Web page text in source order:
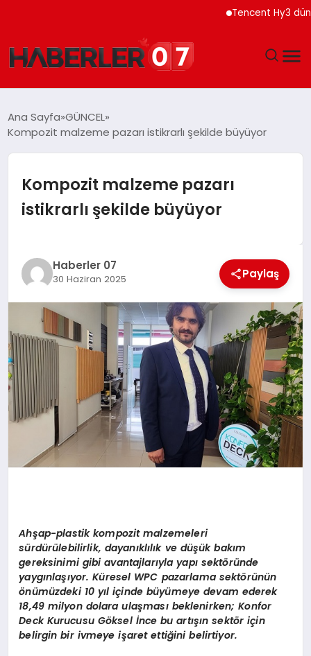
Tencent Hy3 dünya
EKONOMI
YAŞAM
SPOR
EĞITIM
MAGAZIN
DIĞER
Ana Sayfa GÜNCEL
Kompozit malzeme pazarı istikrarlı şekilde büyüyor
Kompozit malzeme pazarı
istikrarlı şekilde büyüyor
Haberler 07
30 Haziran 2025 Paylaş
Ahşap-plastik kompozit malzemeleri
sürdürülebilirlik, dayanıklılık ve düşük bakım
gereksinimi gibi avantajlarıyla yapı sektöründe
yaygınlaşıyor. Küresel WPC pazarlama sektörünün
önümüzdeki 10yıl içinde büyümeye devam ederek
18,49 milyon dolara ulaşması beklenirken; Konfor
DeckKurucusu Göksel İnce bu artışın sektör için
belirgin bir ivmeye işaret ettiğini belirtiyor.